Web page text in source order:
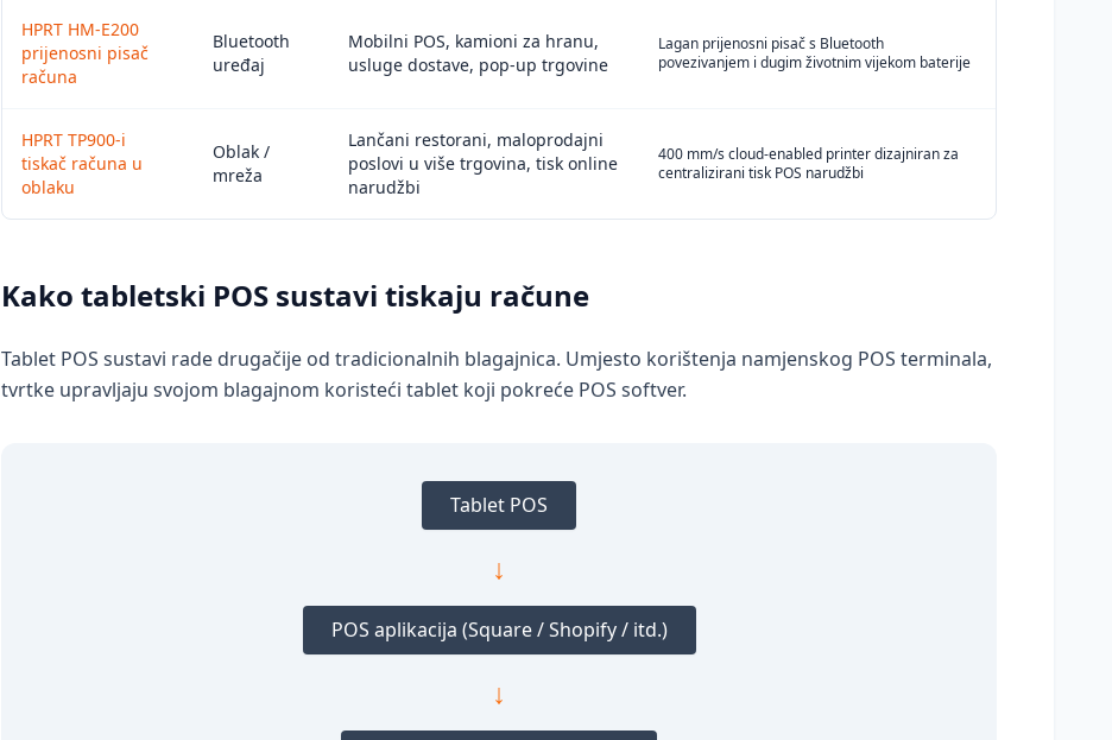
HPRT HM-E200
prijenosni pisač
računa
Bluetooth
uređaj
Mobilni POS, kamioni za hranu,
usluge dostave, pop-up trgovine
Lagan prijenosni pisač s Bluetooth
povezivanjem i dugim životnim vijekom baterije
HPRT TP900-i
tiskač računa u
oblaku
Oblak /
mreža
Lančani restorani, maloprodajni
poslovi u više trgovina, tisk online
narudžbi
400 mm/s cloud-enabled printer dizajniran za
centralizirani tisk POS narudžbi
Kako tabletski POS sustavi tiskaju račune
Tablet POS sustavi rade drugačije od tradicionalnih blagajnica. Umjesto korištenja namjenskog POS terminala,
tvrtke upravljaju svojom blagajnom koristeći tablet koji pokreće POS softver.
Tablet POS
↓
POS aplikacija (Square / Shopify / itd.)
↓